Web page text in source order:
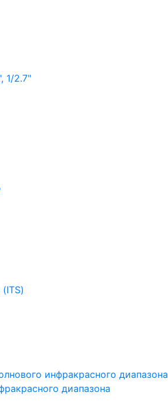
1/2.7"
инфракрасного диапазона
диапазона